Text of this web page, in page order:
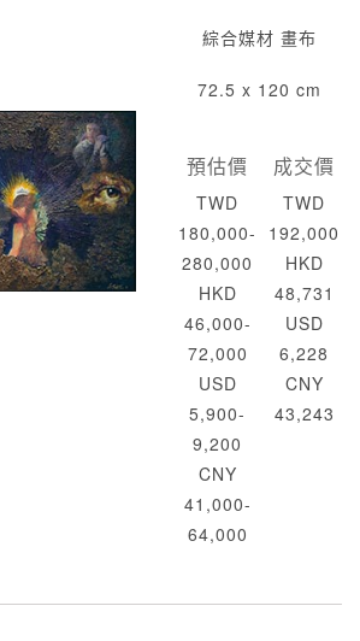
綜合媒材 畫布
72.5 x 120 cm
預估價
TWD
180,000-
280,000
HKD
46,000-
72,000
USD
5,900-
9,200
CNY
41,000-
64,000
成交價
TWD
192,000
HKD
48,731
USD
6,228
CNY
43,243